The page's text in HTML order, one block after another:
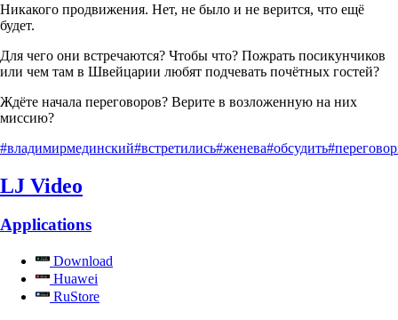
Никакого продвижения. Нет, не было и не верится, что ещё
будет.
Для чего они встречаются? Чтобы что? Пожрать посикунчиков
или чем там в Швейцарии любят подчевать почётных гостей?
Ждёте начала переговоров? Верите в возложенную на них
миссию?
#владимирмединский#встретились#женева#обсудить
LJ Video
Applications
Download
Huawei
RuStore